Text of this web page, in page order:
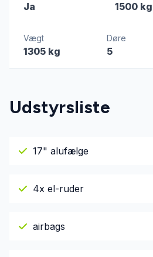
Ja 1500 kg
Vægt
1305 kg
Døre
5
Udstyrsliste
17" alufælge
4x el-ruder
airbags